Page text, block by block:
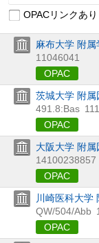
OPACリンクあり
麻布大学 附
11046041
OPAC
茨城大学 附
491.8:Bas
OPAC
大阪大学 附
14100238857
OPAC
川崎医科大学
QW/504/Abb
OPAC